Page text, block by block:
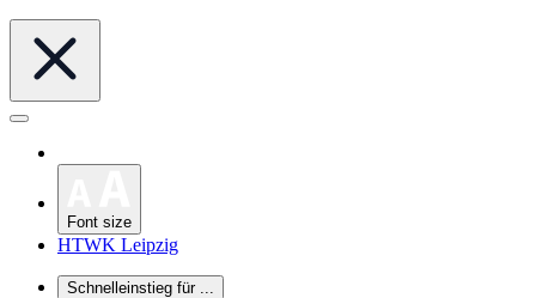
Font size
HTWK Leipzig
Schnelleinstieg für ...